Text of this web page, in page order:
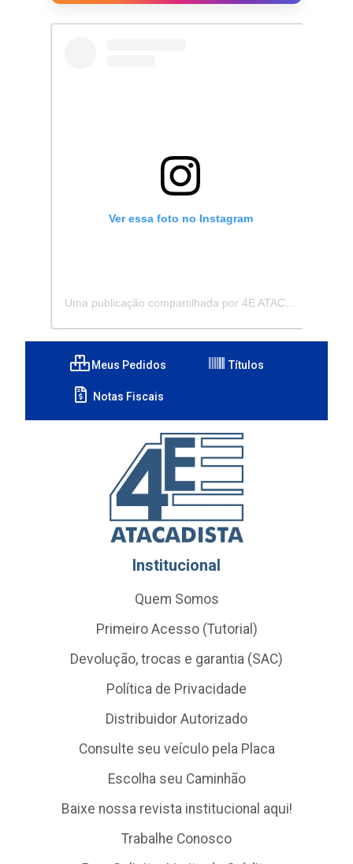
Ver essa foto no Instagram
Meus Pedidos Títulos
Notas Fiscais
Institucional
Quem Somos
Primeiro Acesso (Tutorial)
Devolução, trocas e garantia (SAC)
Política de Privacidade
Distribuidor Autorizado
Consulte seu veículo pela Placa
Escolha seu Caminhão
Baixe nossa revista institucional aqui!
Trabalhe Conosco